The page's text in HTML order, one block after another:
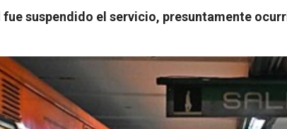
fue suspendido el servicio, presuntamente